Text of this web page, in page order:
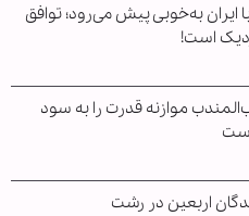
ایران به‌خوبی پیش می‌رود؛ توافق
است!
موازنه قدرت را به سود
اربعین در رشت